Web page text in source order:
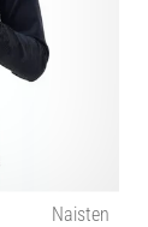
Naisten